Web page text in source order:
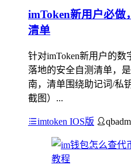
imToken新用户必做
清单
针对imToken新用户的
落地的安全自测清单，
南，清单围绕助记词/私
截图）...
imtoken IOS版